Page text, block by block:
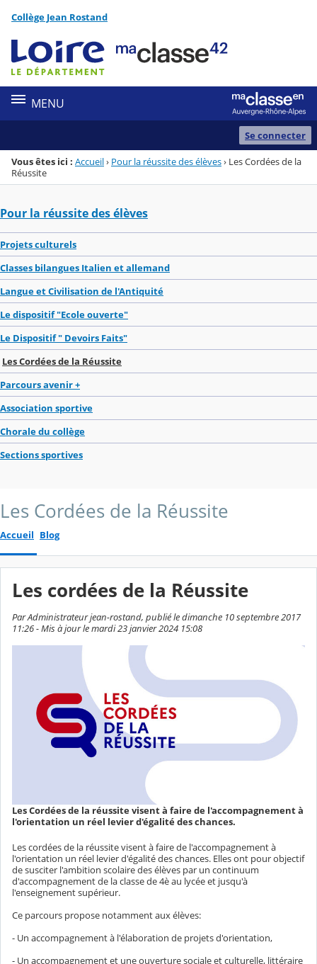
Menu de la rubrique
Contenu
Collège Jean Rostand
MENU
Se connecter
Vous êtes ici : Accueil› Pour la réussite des élèves› Les Cordées de la
Réussite
Pour la réussite des élèves
Projets culturels
Classes bilangues Italien et allemand
Langue et Civilisation de l'Antiquité
Le dispositif "Ecole ouverte"
Le Dispositif " Devoirs Faits"
Les Cordées de la Réussite
Parcours avenir +
Association sportive
Chorale du collège
Sections sportives
Les Cordées de la Réussite
Accueil Blog
Les cordées de la Réussite
Par Administrateur jean-rostand, publié le dimanche 10 septembre 2017
11:26 - Mis à jour le mardi 23 janvier 2024 15:08
Les Cordées de la réussite visent à faire de l'accompagnement à
l'orientation un réel levier d'égalité des chances.
Les cordées de la réussite visent à faire de l'accompagnement à
l'orientation un réel levier d'égalité des chances. Elles ont pour objectif
de susciter l'ambition scolaire des élèves par un continuum
d'accompagnement de la classe de 4è au lycée et jusqu'à
l'enseignement supérieur.
Ce parcours propose notamment aux élèves:
- Un accompagnement à l'élaboration de projets d'orientation,
- Un accompagnement et une ouverture sociale et culturelle, littéraire